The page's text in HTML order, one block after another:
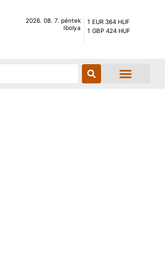
2026. 08. 7. péntek
Ibolya
1 EUR 364 HUF
1 GBP 424 HUF